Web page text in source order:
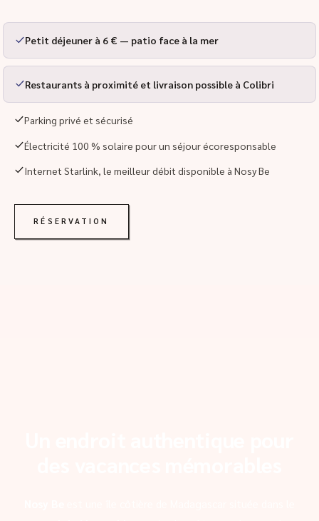
Petit déjeuner à 6 € — patio face à la mer
Restaurants à proximité et livraison possible à Colibri
Parking privé et sécurisé
Électricité 100 % solaire pour un séjour écoresponsable
Internet Starlink, le meilleur débit disponible à Nosy Be
RÉSERVATION